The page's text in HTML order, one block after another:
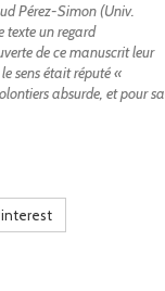
Pérez-Simon (Univ.
texte un regard
de ce manuscrit leur
sens était réputé «
absurde, et pour sa